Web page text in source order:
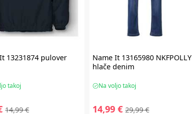
13231874 pulover
takoj
14,99 €
Name It 13165980 NKFPOLLY
hlače denim
Na voljo takoj
14,99 € 29,99 €